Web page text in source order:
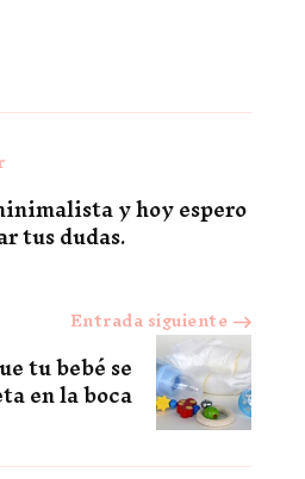
y hoy espero
tus dudas.
Entrada siguiente
tu bebé se
en la boca